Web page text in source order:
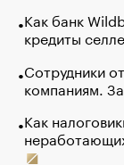
Как банк
кредиты
Сотрудники
компаниям.
Как